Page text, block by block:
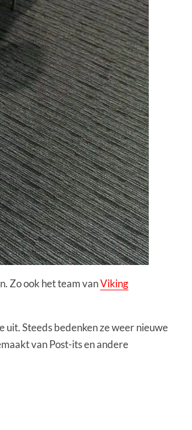
Zo ook het team vanViking
Steeds bedenken ze weer nieuwe
van Post-its en andere